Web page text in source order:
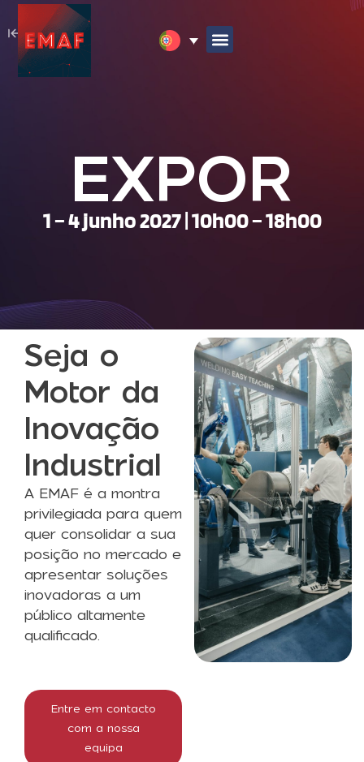
EXPOR
1 – 4 junho 2027 | 10h00 – 18h00
Seja o
Motor da
Inovação
Industrial
A EMAF é a montra
privilegiada para quem
quer consolidar a sua
posição no mercado e
apresentar soluções
inovadoras a um
público altamente
qualificado.
Entre em contacto
com a nossa
equipa